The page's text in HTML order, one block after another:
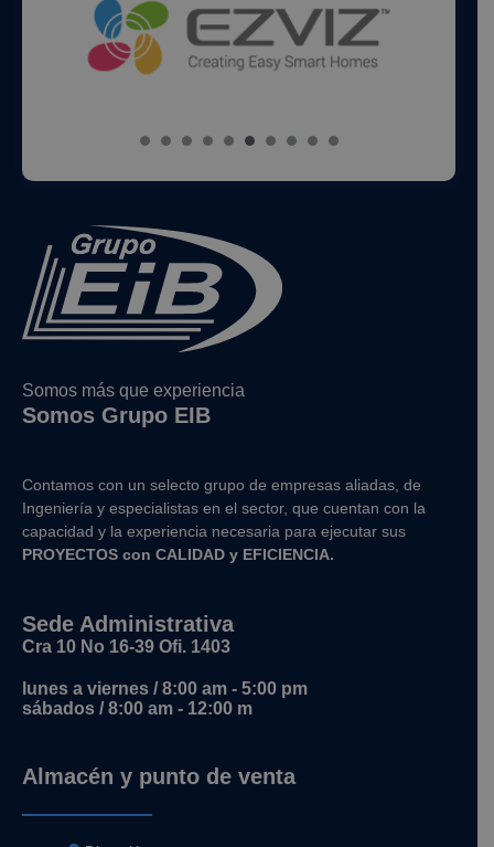
Somos más que experiencia
Somos Grupo EIB
Contamos con un selecto grupo de empresas aliadas, de
Ingeniería y especialistas en el sector, que cuentan con la
capacidad y la experiencia necesaria para ejecutar sus
PROYECTOS con CALIDAD y EFICIENCIA.
Sede Administrativa
Cra 10 No 16-39 Ofi. 1403
lunes a viernes / 8:00 am - 5:00 pm
sábados / 8:00 am - 12:00 m
Almacén y punto de venta